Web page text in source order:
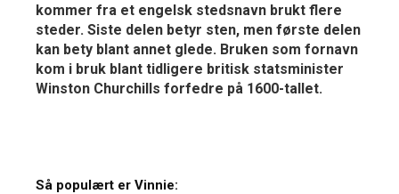
kommer fra et engelsk stedsnavn brukt flere
steder. Siste delen betyr sten, men første delen
kan bety blant annet glede. Bruken som fornavn
kom i bruk blant tidligere britisk statsminister
Winston Churchills forfedre på 1600-tallet.
Så populært er Vinnie: